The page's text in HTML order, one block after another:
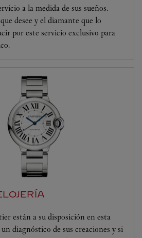
a la medida de sus sueños.
desee y el diamante que lo
por este servicio exclusivo para
están a su disposición en esta
diagnóstico de sus creaciones y si